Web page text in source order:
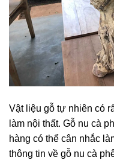
Vật liệu gỗ tự nhiên có
làm nội thất. Gỗ nu cà
hàng có thể cân nhắc
thông tin về gỗ nu cà